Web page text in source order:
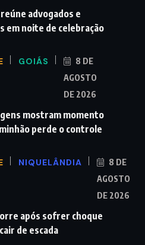
advogados e
em noite de celebração
GOIÁS
8 DE
AGOSTO
DE 2026
mostram momento
perde o controle
NIQUELÂNDIA
8 DE
AGOSTO
DE 2026
após sofrer choque
de escada